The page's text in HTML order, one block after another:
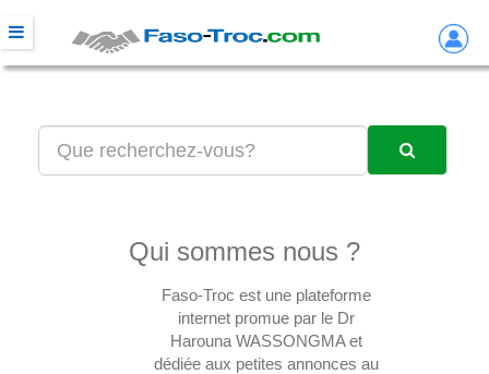
Qui sommes nous ?
Faso-Troc est une plateforme
internet promue par le Dr
Harouna WASSONGMA et
dédiée aux petites annonces au